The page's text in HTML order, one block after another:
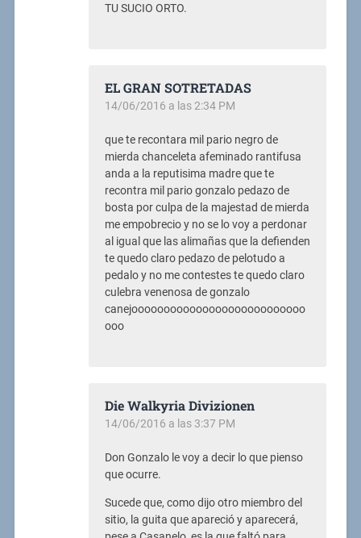
TU SUCIO ORTO.
EL GRAN SOTRETADAS
14/06/2016 a las 2:34 PM
que te recontara mil pario negro de
mierda chanceleta afeminado rantifusa
anda a la reputisima madre que te
recontra mil pario gonzalo pedazo de
bosta por culpa de la majestad de mierda
me empobrecio y no se lo voy a perdonar
al igual que las alimañas que la defienden
te quedo claro pedazo de pelotudo a
pedalo y no me contestes te quedo claro
culebra venenosa de gonzalo
canejooooooooooooooooooooooooooo
ooo
Die Walkyria Divizionen
14/06/2016 a las 3:37 PM
Don Gonzalo le voy a decir lo que pienso
que ocurre.
Sucede que, como dijo otro miembro del
sitio, la guita que apareció y aparecerá,